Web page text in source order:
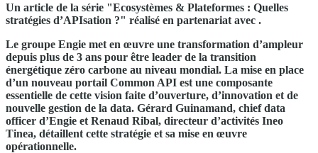
Un article de la série "Ecosystèmes & Plateformes : Quelles
stratégies d’APIsation ?" réalisé en partenariat avec .
Le groupe Engie met en œuvre une transformation d’ampleur
depuis plus de 3 ans pour être leader de la transition
énergétique zéro carbone au niveau mondial. La mise en place
d’un nouveau portail Common API est une composante
essentielle de cette vision faite d’ouverture, d’innovation et de
nouvelle gestion de la data. Gérard Guinamand, chief data
officer d’Engie et Renaud Ribal, directeur d’activités Ineo
Tinea, détaillent cette stratégie et sa mise en œuvre
opérationnelle.